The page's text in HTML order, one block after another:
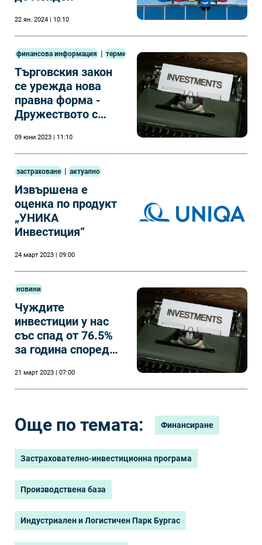
22 ян. 2024 | 10:10
финансова информация | терминология
Търговския закон
се урежда нова
правна форма -
Дружеството с
09 юни 2023 | 11:10
застраховане | актуално
Извършена е
оценка по продукт
„УНИКА
Инвестиция“
24 март 2023 | 09:00
новини
Чуждите
инвестиции у нас
със спад от 76.5%
за година според
21 март 2023 | 07:00
Още по темата: Финансиране
Застрахователно-инвестиционна програма
Производствена база
Индустриален и Логистичен Парк Бургас